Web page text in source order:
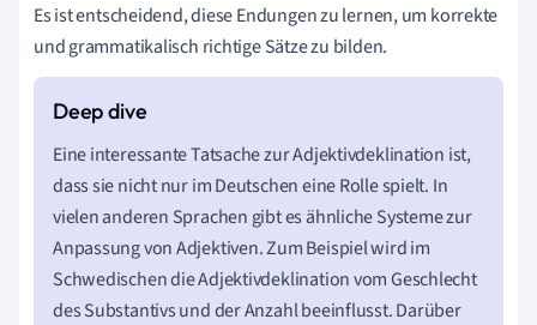
Es ist entscheidend, diese Endungen zu lernen, um korrekte
und grammatikalisch richtige Sätze zu bilden.
Eine interessante Tatsache zur Adjektivdeklination ist,
dass sie nicht nur im Deutschen eine Rolle spielt. In
vielen anderen Sprachen gibt es ähnliche Systeme zur
Anpassung von Adjektiven. Zum Beispiel wird im
Schwedischen die Adjektivdeklination vom Geschlecht
des Substantivs und der Anzahl beeinflusst. Darüber